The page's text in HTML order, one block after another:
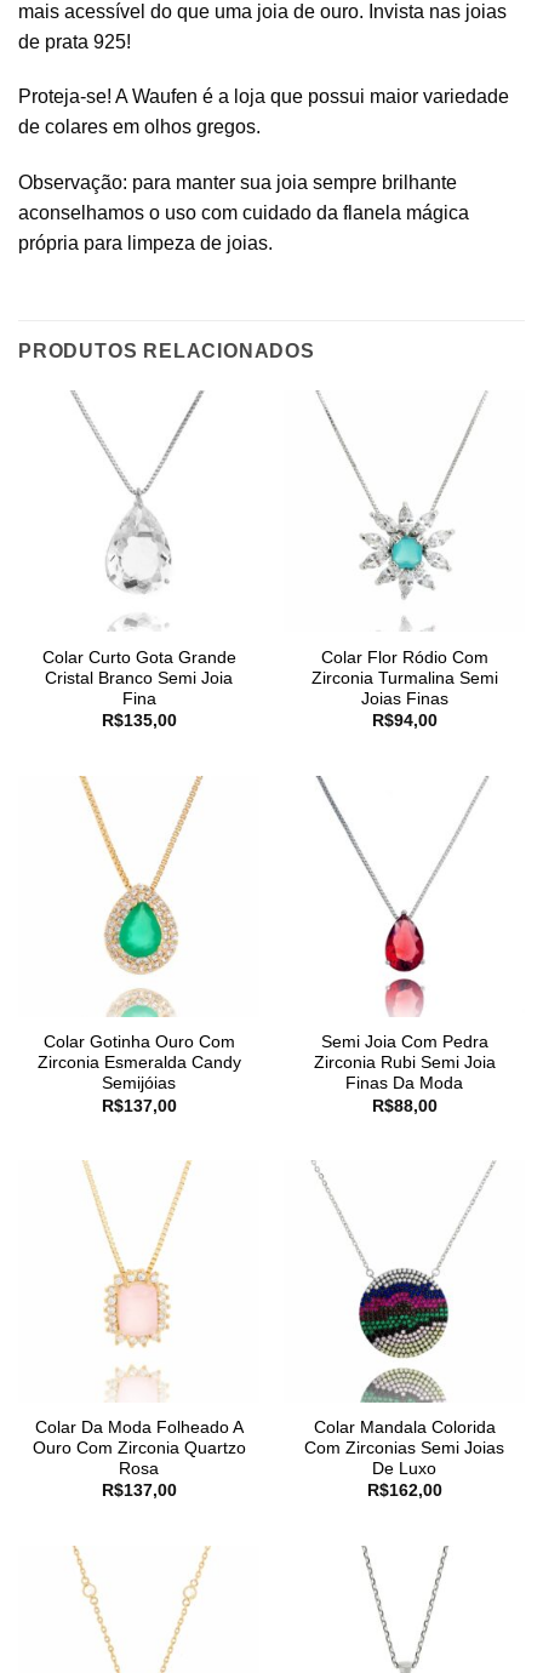
mais acessível do que uma joia de ouro. Invista nas joias
de prata 925!
Proteja-se! A Waufen é a loja que possui maior variedade
de colares em olhos gregos.
Observação: para manter sua joia sempre brilhante
aconselhamos o uso com cuidado da flanela mágica
própria para limpeza de joias.
PRODUTOS RELACIONADOS
Colar Curto Gota Grande
Cristal Branco Semi Joia
Fina
R$135,00
Colar Flor Ródio Com
Zirconia Turmalina Semi
Joias Finas
R$94,00
Colar Gotinha Ouro Com
Zirconia Esmeralda Candy
Semijóias
R$137,00
Semi Joia Com Pedra
Zirconia Rubi Semi Joia
Finas Da Moda
R$88,00
Colar Da Moda Folheado A
Ouro Com Zirconia Quartzo
Rosa
R$137,00
Colar Mandala Colorida
Com Zirconias Semi Joias
De Luxo
R$162,00